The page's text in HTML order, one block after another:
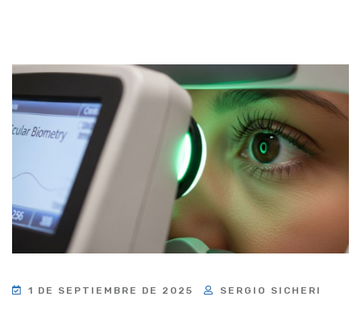
1 DE SEPTIEMBRE DE 2025 SERGIO SICHERI